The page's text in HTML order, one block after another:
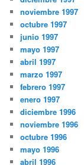
noviembre 1997
octubre 1997
junio 1997
mayo 1997
abril 1997
marzo 1997
febrero 1997
enero 1997
diciembre 1996
noviembre 1996
octubre 1996
mayo 1996
abril 1996